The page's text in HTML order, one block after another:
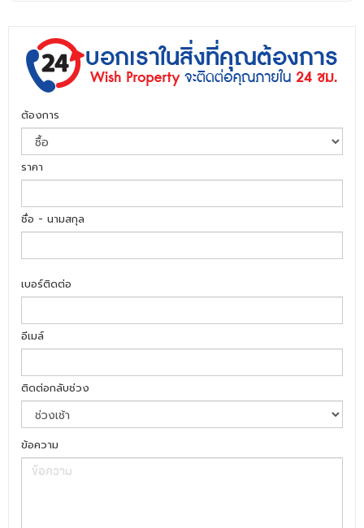
ต้องการ
ราคา
ชื่อ - นามสกุล
เบอร์ติดต่อ
อีเมล์
ติดต่อกลับช่วง
ข้อความ